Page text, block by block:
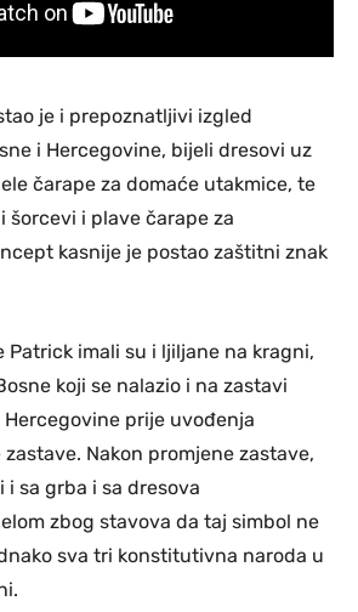
je i prepoznatljivi izgled
i Hercegovine, bijeli dresovi uz
čarape za domaće utakmice, te
šorcevi i plave čarape za
kasnije je postao zaštitni znak
Patrick imali su i ljiljane na kragni,
koji se nalazio i na zastavi
Hercegovine prije uvođenja
Nakon promjene zastave,
sa grba i sa dresova
zbog stavova da taj simbol ne
sva tri konstitutivna naroda u